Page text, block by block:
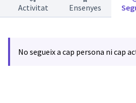
Activitat Ensenyes
No segueix a cap persona ni cap